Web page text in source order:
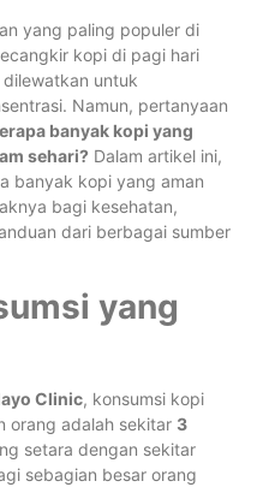
yang paling populer di
kopi di pagi hari
untuk
Namun, pertanyaan
banyak kopi yang
sehari? Dalam artikel ini,
banyak kopi yang aman
bagi kesehatan,
dari berbagai sumber
yang
Clinic, konsumsi kopi
orang adalah sekitar 3
setara dengan sekitar
sebagian besar orang